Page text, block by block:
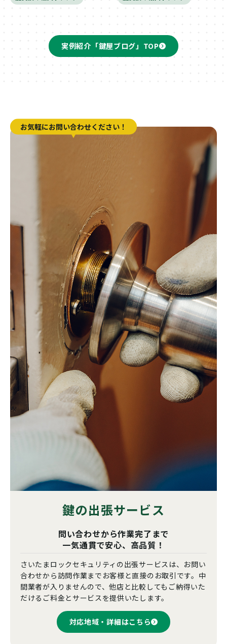
実例紹介「鍵屋ブログ」TOP
お気軽にお問い合わせください！
鍵の出張サービス
問い合わせから作業完了まで
一気通貫で安心、高品質！
さいたまロックセキュリティの出張サービスは、お問い
合わせから訪問作業までお客様と直接のお取引です。中
間業者が入りませんので、他店と比較してもご納得いた
だけるご料金とサービスを提供いたします。
対応地域・詳細はこちら